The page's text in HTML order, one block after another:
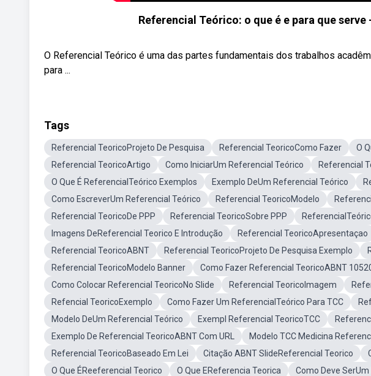
Referencial Teórico: o que é e para que
O Referencial Teórico é uma das partes fundamentais dos trabalhos
para ...
Tags
Referencial TeoricoProjeto De Pesquisa Referencial TeoricoComo Fazer
O
Referencial TeoricoArtigo
Como IniciarUm Referencial Teórico
Referencial
O Que É ReferencialTeórico Exemplos
Exemplo DeUm Referencial Teórico
Como EscreverUm Referencial Teórico
Referencial TeoricoModelo
Referencial TeoricoDe PPP
Referencial TeoricoSobre PPP
Imagens DeReferencial Teorico E Introdução
Referencial TeoricoApresentaçao
Referencial TeoricoABNT
Referencial TeoricoProjeto De Pesquisa Exemplo
Referencial TeoricoModelo Banner
Como Fazer Referencial TeoricoABNT
Como Colocar Referencial TeoricoNo Slide
Referencial TeoricoImagem
Refencial TeoricoExemplo
Como Fazer Um ReferencialTeórico Para TCC
Modelo DeUm Referencial Teórico
Exempl Referencial TeoricoTCC
Exemplo De Referencial TeoricoABNT Com URL
Modelo TCC Medicina
Referencial TeoricoBaseado Em Lei
Citação ABNT SlideReferencial Teorico
O Que ÉReeferencial Teorico
O Que EReferencia Teorica
Como Deve